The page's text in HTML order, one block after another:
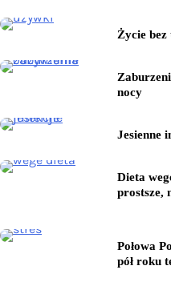
Życie
nocy
Jesienne
Dieta
prostsze,
Połowa
pół roku